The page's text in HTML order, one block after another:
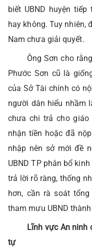
biết UBND huyện
hay không. Tuy nhiên,
Nam chưa giải quyết.
Ông Sơn cho
Phước Sơn cũ là
của Sở Tài chính có
người dân hiểu nhầm
chưa chi trả cho giáo
nhận tiền hoặc đã
nhập nên sở mới đề
UBND TP phân bổ
trả lời rõ ràng, thống
hơn, cần rà soát
tham mưu UBND
Lĩnh vực An ninh
tự